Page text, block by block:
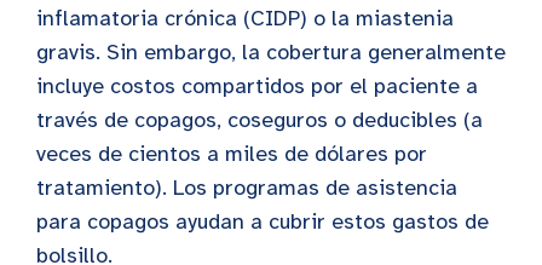
inflamatoria crónica (CIDP) o la miastenia
gravis. Sin embargo, la cobertura generalmente
incluye costos compartidos por el paciente a
través de copagos, coseguros o deducibles (a
veces de cientos a miles de dólares por
tratamiento). Los programas de asistencia
para copagos ayudan a cubrir estos gastos de
bolsillo.